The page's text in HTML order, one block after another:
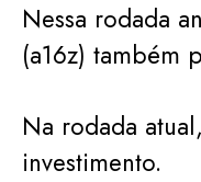
Nessa rodada
(a16z) também
Na rodada
investimento.